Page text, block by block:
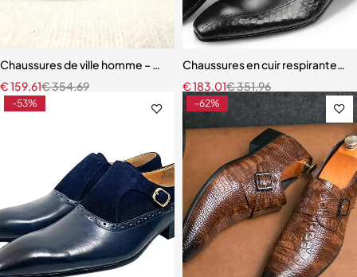
Chaussures de ville homme – Oxford brogue en cuir avec finition
€354,69
€159,61
Chaussures en cuir respirantes
€351,96
€183,01
-53% -62%